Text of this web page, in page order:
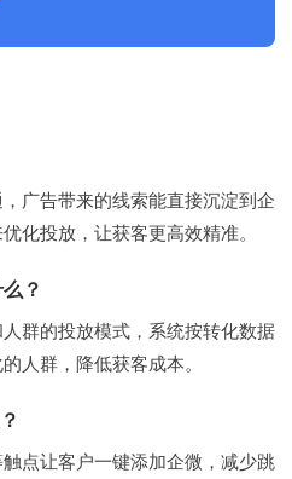
广告带来的线索能直接沉淀到企
化投放，让获客更高效精准。
？
群的投放模式，系统按转化数据
人群，降低获客成本。
点让客户一键添加企微，减少跳